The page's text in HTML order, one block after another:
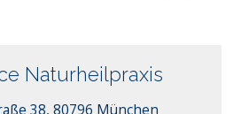
Naturheilpraxis
38, 80796 München